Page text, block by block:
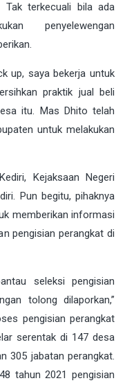
Tak terkecuali bila ada
penyelewengan
up, saya bekerja untuk
praktik jual beli
itu. Mas Dhito telah
untuk melakukan
Kejaksaan Negeri
Pun begitu, pihaknya
memberikan informasi
pengisian perangkat di
seleksi pengisian
tolong dilaporkan,”
pengisian perangkat
serentak di 147 desa
305 jabatan perangkat.
tahun 2021 pengisian